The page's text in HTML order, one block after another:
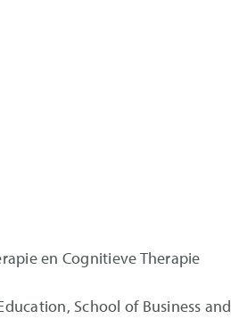
en Cognitieve Therapie
School of Business and